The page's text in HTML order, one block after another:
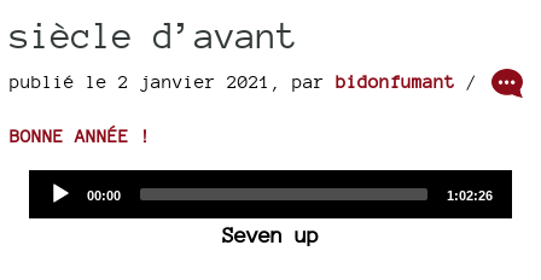
siècle d’avant
publié le 2 janvier 2021 par bidonfumant /
BONNE ANNÉE !
Current
00:00
Total
1:02:26
Seven up